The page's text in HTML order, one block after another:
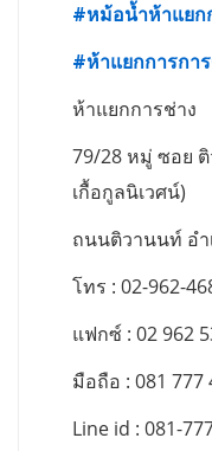
#หม้อน้ำห้าแยก
#ห้าแยกการกา
ห้าแยกการช่าง
79/28 หมู่ ซอย
เกื้อกูลนิเวศน์)
ถนนติวานนท์ อำ
โทร : 02-962-
แฟกซ์ : 02 962
มือถือ : 081 777
Line id : 081-